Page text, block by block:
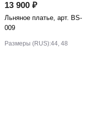
13 900 ₽
Льняное платье, арт. BS-
009
Размеры (RUS):44, 48